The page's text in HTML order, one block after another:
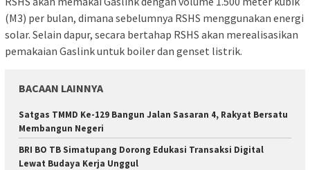
(M3) per bulan, dimana sebelumnya RSHS menggunakan energi
solar. Selain dapur, secara bertahap RSHS akan merealisasikan
pemakaian Gaslink untuk boiler dan genset listrik.
BACAAN LAINNYA
Satgas TMMD Ke-129 Bangun Jalan Sasaran 4, Rakyat Bersatu
Membangun Negeri
​BRI BO TB Simatupang Dorong Edukasi Transaksi Digital
Lewat Budaya Kerja Unggul